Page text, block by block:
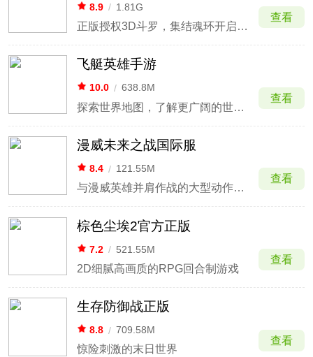
8.9 / 1.81G
正版授权3D斗罗，集结魂环开启高燃竞技
查看
飞艇英雄手游
10.0 / 638.8M
探索世界地图，了解更广阔的世界观
查看
漫威未来之战国际服
8.4 / 121.55M
与漫威英雄并肩作战的大型动作RPG
查看
棕色尘埃2官方正版
7.2 / 521.55M
2D细腻高画质的RPG回合制游戏
查看
生存防御战正版
8.8 / 709.58M
惊险刺激的末日世界
查看